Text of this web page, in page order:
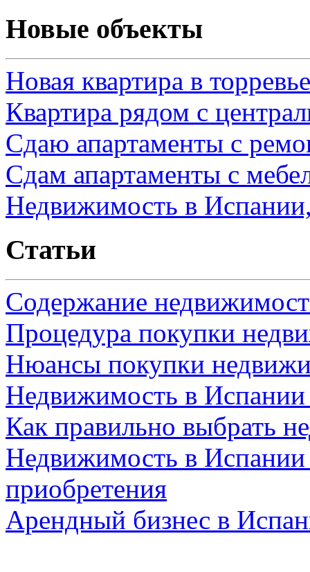
Новые объекты
Новая квартира в
Квартира рядом с
Сдаю апартаменты с
Сдам апартаменты с
Недвижимость в
Статьи
Содержание
Процедура покупки
Нюансы покупки
Недвижимость в
Как правильно выбрать
Недвижимость в Испании
приобретения
Арендный бизнес в